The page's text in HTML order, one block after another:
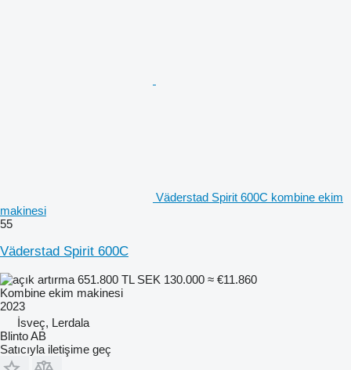
Väderstad Spirit 600C kombine ekim
makinesi
55
Väderstad Spirit 600C
651.800 TL SEK 130.000 ≈ €11.860
Kombine ekim makinesi
2023
İsveç, Lerdala
Blinto AB
Satıcıyla iletişime geç